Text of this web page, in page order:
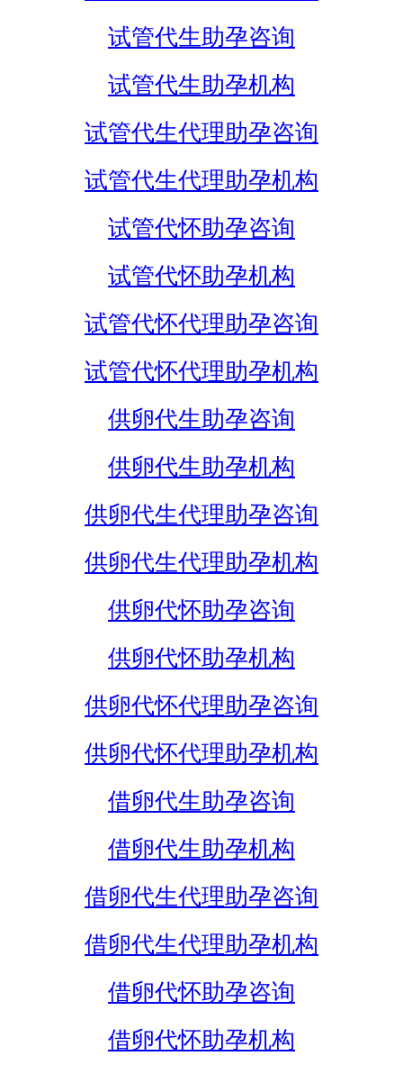
试管代生助孕咨询
试管代生助孕机构
试管代生代理助孕咨询
试管代生代理助孕机构
试管代怀助孕咨询
试管代怀助孕机构
试管代怀代理助孕咨询
试管代怀代理助孕机构
供卵代生助孕咨询
供卵代生助孕机构
供卵代生代理助孕咨询
供卵代生代理助孕机构
供卵代怀助孕咨询
供卵代怀助孕机构
供卵代怀代理助孕咨询
供卵代怀代理助孕机构
借卵代生助孕咨询
借卵代生助孕机构
借卵代生代理助孕咨询
借卵代生代理助孕机构
借卵代怀助孕咨询
借卵代怀助孕机构